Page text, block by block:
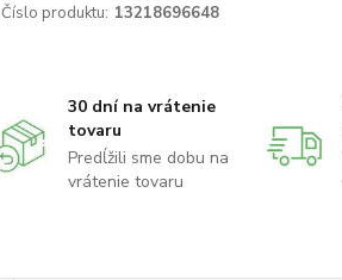
Číslo produktu: 13218696648
30 dní na vrátenie
tovaru
Predĺžili sme dobu na
vrátenie tovaru